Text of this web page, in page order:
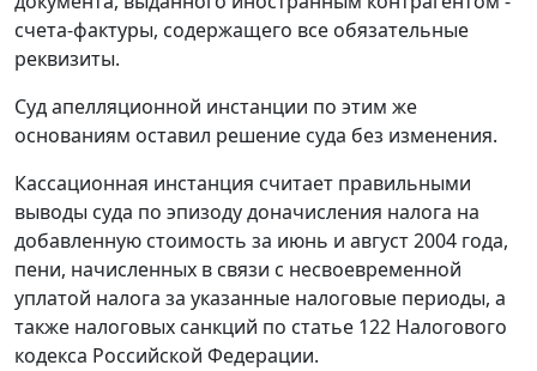
счета-фактуры, содержащего все обязательные
реквизиты.
Суд апелляционной инстанции по этим же
основаниям оставил решение суда без изменения.
Кассационная инстанция считает правильными
выводы суда по эпизоду доначисления налога на
добавленную стоимость за июнь и август 2004 года,
пени, начисленных в связи с несвоевременной
уплатой налога за указанные налоговые периоды, а
также налоговых санкций по статье 122 Налогового
кодекса Российской Федерации.